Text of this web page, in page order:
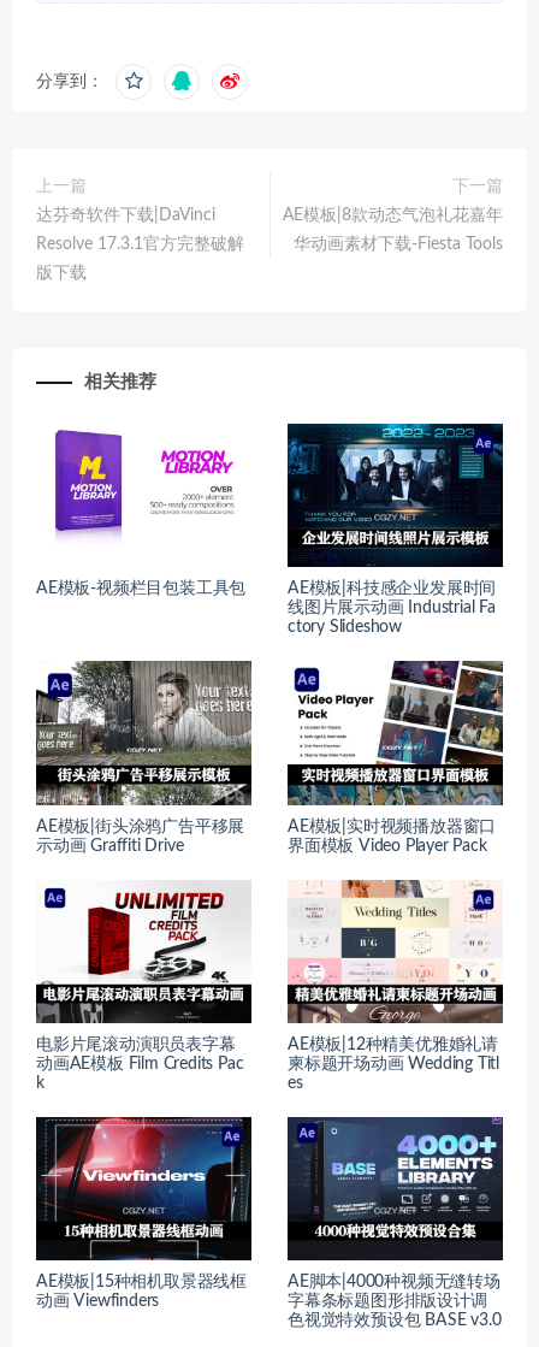
分享到：
上一篇
达芬奇软件下载|DaVinci
Resolve 17.3.1官方完整破解
版下载
下一篇
AE模板|8款动态气泡礼花嘉年
华动画素材下载-Fiesta Tools
相关推荐
AE模板-视频栏目包装工具包
AE模板|科技感企业发展时间
线图片展示动画 Industrial Fa
ctory Slideshow
AE模板|街头涂鸦广告平移展
示动画 Graffiti Drive
AE模板|实时视频播放器窗口
界面模板 Video Player Pack
电影片尾滚动演职员表字幕
动画AE模板 Film Credits Pac
k
AE模板|12种精美优雅婚礼请
柬标题开场动画 Wedding Titl
es
AE模板|15种相机取景器线框
动画 Viewfinders
AE脚本|4000种视频无缝转场
字幕条标题图形排版设计调
色视觉特效预设包 BASE v3.0